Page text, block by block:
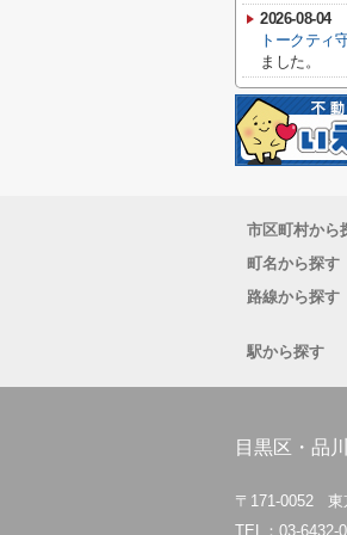
2026-08-04
トークティ
ました。
市区町村から
町名から探す
路線から探す
駅から探す
目黒区・品
〒171-0052 東
TEL：03-